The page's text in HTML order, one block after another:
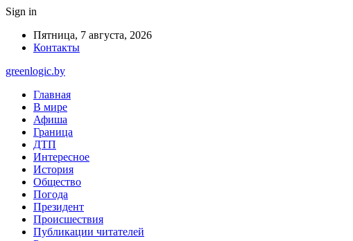
Sign in
Пятница, 7 августа, 2026
Контакты
greenlogic.by
Главная
В мире
Афиша
Граница
ДТП
Интересное
История
Общество
Погода
Президент
Происшествия
Публикации читателей